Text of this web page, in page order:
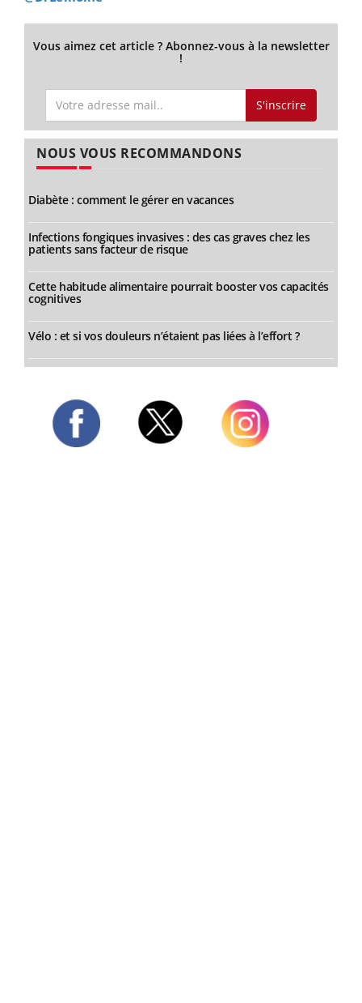
Vous aimez cet article ? Abonnez-vous à la newsletter
!
S'inscrire
NOUS VOUS RECOMMANDONS
Diabète : comment le gérer en vacances
Infections fongiques invasives : des cas graves chez les
patients sans facteur de risque
Cette habitude alimentaire pourrait booster vos capacités
cognitives
Vélo : et si vos douleurs n’étaient pas liées à l’effort ?